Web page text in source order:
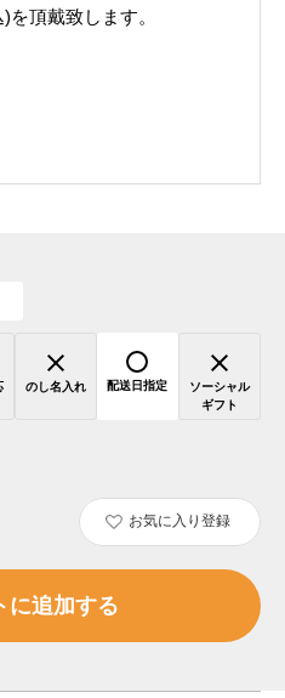
頂戴致します。
のし名入れ 配送日指定
ソーシャル
ギフト
お気に入り登録